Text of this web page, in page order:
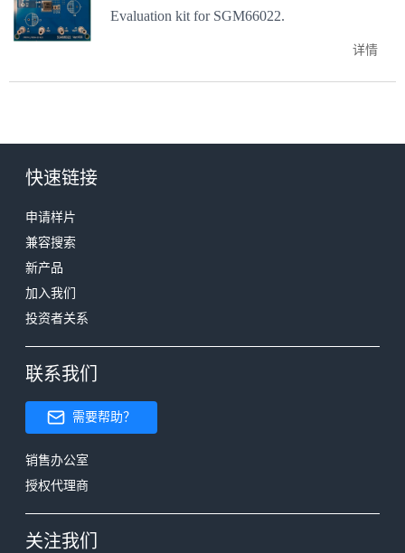
Evaluation kit for SGM66022.
详情
快速链接
申请样片
兼容搜索
新产品
加入我们
投资者关系
联系我们
需要帮助？
销售办公室
授权代理商
关注我们